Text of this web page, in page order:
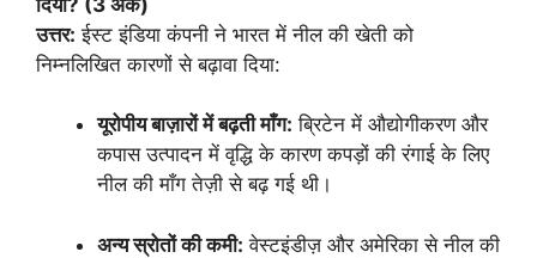
उत्तर: ईस्ट इंडिया कंपनी ने भारत में नील की खेती को
निम्नलिखित कारणों से बढ़ावा दिया:
यूरोपीय बाज़ारों में बढ़ती माँग: ब्रिटेन में औद्योगीकरण और
कपास उत्पादन में वृद्धि के कारण कपड़ों की रंगाई के लिए
नील की माँग तेज़ी से बढ़ गई थी।
अन्य स्रोतों की कमी: वेस्टइंडीज़ और अमेरिका से नील की